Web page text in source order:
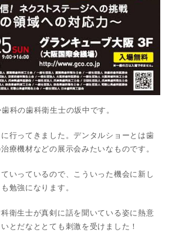
科の歯科衛生士の坂中です。
行ってきました。デンタルショーとは歯
療機材などの展示会みたいなものです。
いっているので、こういった機会に新し
勉強になります。
衛生士が真剣に話を聞いている姿に熱意
とだなととても刺激を受けました！